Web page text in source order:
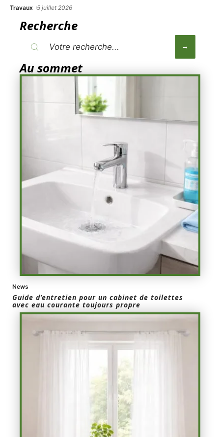
Travaux 5 juillet 2026
Recherche
Au sommet
News
Guide d’entretien pour un cabinet de toilettes
avec eau courante toujours propre